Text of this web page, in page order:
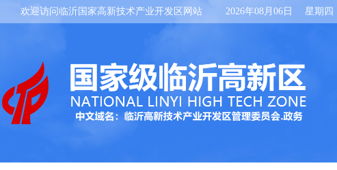
欢迎访问临沂国家高新技术产业开发区网站 2026年08月06日 星期四